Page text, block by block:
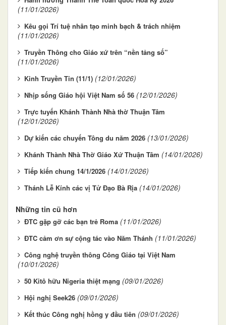
(11/01/2026)
Kêu gọi Trí tuệ nhân tạo minh bạch & trách nhiệm
(11/01/2026)
Truyền Thông cho Giáo xứ trên “nền tảng số”
(11/01/2026)
Kinh Truyền Tin (11/1) (12/01/2026)
Nhịp sống Giáo hội Việt Nam số 56 (12/01/2026)
Trực tuyến Khánh Thành Nhà thờ Thuận Tâm
(12/01/2026)
Dự kiến các chuyến Tông du năm 2026 (13/01/2026)
Khánh Thành Nhà Thờ Giáo Xứ Thuận Tâm (14/01/2026)
Tiếp kiến chung 14/1/2026 (14/01/2026)
Thánh Lễ Kính các vị Tử Đạo Bà Rịa (14/01/2026)
Những tin cũ hơn
ĐTC gặp gỡ các bạn trẻ Roma (11/01/2026)
ĐTC cảm ơn sự cộng tác vào Năm Thánh (11/01/2026)
Công nghệ truyền thông Công Giáo tại Việt Nam
(10/01/2026)
50 Kitô hữu Nigeria thiệt mạng (09/01/2026)
Hội nghị Seek26 (09/01/2026)
Kết thúc Công nghị hồng y đầu tiên (09/01/2026)